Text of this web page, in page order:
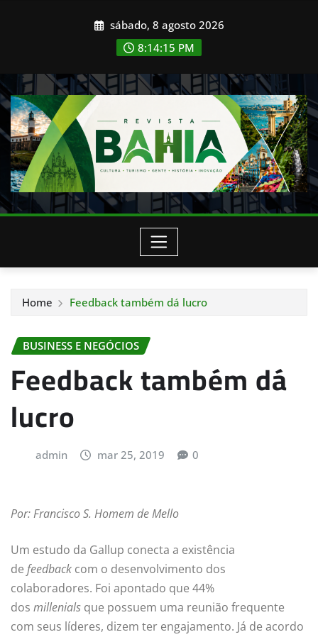
sábado, 8 agosto 2026
8:14:17 PM
Home Feedback também dá lucro
BUSINESS E NEGÓCIOS
Feedback também dá
lucro
admin mar 25, 2019 0
Por: Francisco S. Homem de Mello
Um estudo da Gallup conecta a existência
de feedback com o desenvolvimento dos
colaboradores. Foi apontado que 44%
dos millenials que possuem uma reunião frequente
com seus líderes, dizem ter engajamento. Já de acordo